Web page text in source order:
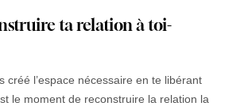
ta relation à toi-
créé l’espace nécessaire en te libérant
le moment de reconstruire la relation la